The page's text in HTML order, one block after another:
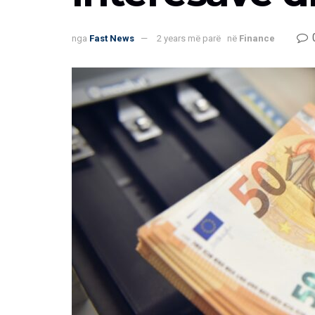
nga Fast News 2 years më parë në Finance